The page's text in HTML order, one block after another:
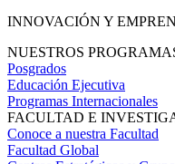
INNOVACIÓN Y
NUESTROS
Posgrados
Educación Ejecutiva
Programas Internacionales
FACULTAD E
Conoce a nuestra Facultad
Facultad Global